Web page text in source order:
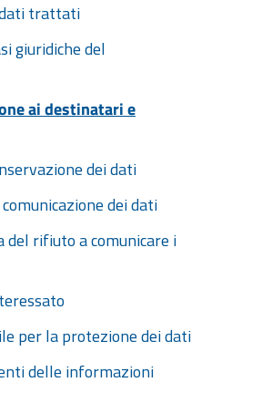
dati trattati
giuridiche del
ai destinatari e
dei dati
dei dati
del rifiuto a comunicare i
per la protezione dei dati
delle informazioni